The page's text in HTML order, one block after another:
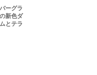
ーグラ
新色ダ
とテラ